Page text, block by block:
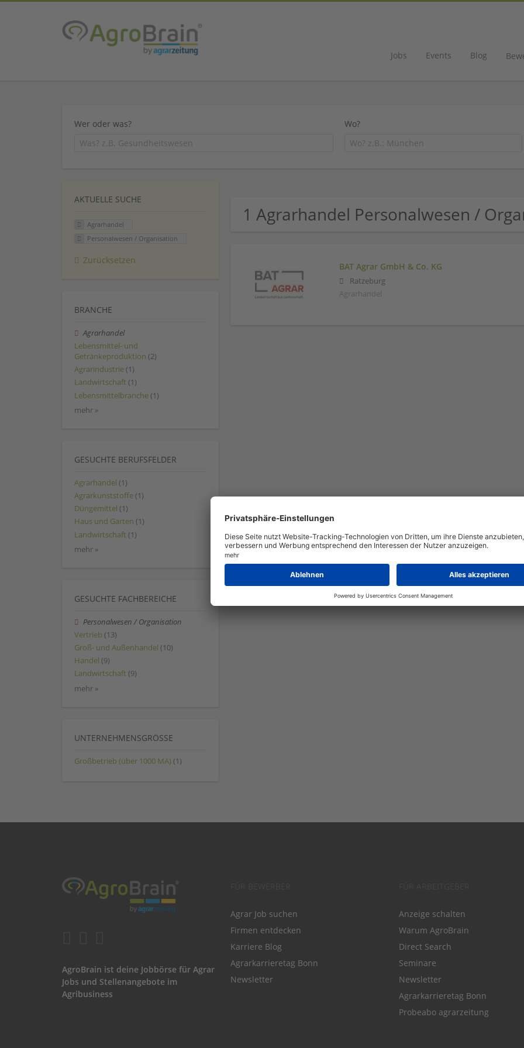
Jobs Events Blog
Wer oder was? Wo?
1 Agrarhandel Personalwesen /
BAT Agrar GmbH & Co. KG
Ratzeburg
Agrarhandel
AKTUELLE SUCHE
Agrarhandel
Personalwesen / Organisation
Zurücksetzen
BRANCHE
Agrarhandel
Lebensmittel- und
Getränkeproduktion (2)
Agrarindustrie (1)
Landwirtschaft (1)
Lebensmittelbranche (1)
mehr »
GESUCHTE BERUFSFELDER
Agrarhandel (1)
Agrarkunststoffe (1)
Düngemittel (1)
Haus und Garten (1)
Landwirtschaft (1)
mehr »
GESUCHTE FACHBEREICHE
Personalwesen / Organisation
Vertrieb (13)
Groß- und Außenhandel (10)
Handel (9)
Landwirtschaft (9)
mehr »
UNTERNEHMENSGRÖSSE
Großbetrieb (über 1000 MA) (1)
AgroBrain ist deine Jobbörse für Agrar
Jobs und Stellenangebote im
Agribusiness
Agrar Job suchen
Firmen entdecken
Karriere Blog
Agrarkarrieretag Bonn
Newsletter
Anzeige schalten
Warum AgroBrain
Direct Search
Seminare
Newsletter
Agrarkarrieretag Bonn
Probeabo agrarzeitung